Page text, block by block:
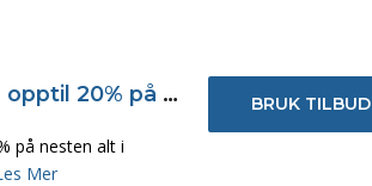
Skruvat høstsalg med opptil 20% på nesten alt
på nesten alt i
Mer
BRUK TILBUD